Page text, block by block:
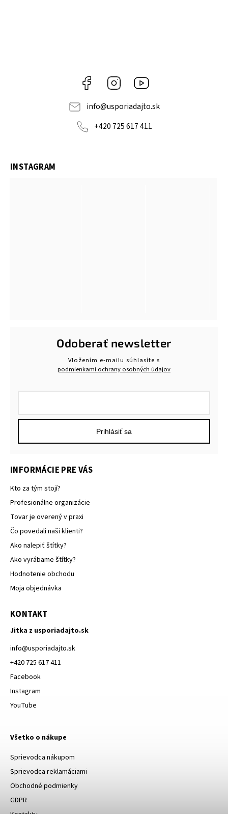
Facebook Instagram
info@usporiadajto.sk
+420 725 617 411
INSTAGRAM
INFORMÁCIE PRE VÁS
Kto za tým stojí?
Profesionálne organizácie
Tovar je overený v praxi
Čo povedali naši klienti?
Ako nalepiť štítky?
Ako vyrábame štítky?
Hodnotenie obchodu
Moja objednávka
KONTAKT
Jitka z usporiadajto.sk
info@usporiadajto.sk
+420 725 617 411
Facebook
Instagram
YouTube
Všetko o nákupe
Sprievodca nákupom
Sprievodca reklamáciami
Obchodné podmienky
GDPR
Odoberať newsletter
Vložením e-mailu súhlasíte s
podmienkami ochrany osobných údajov
Prihlásiť sa